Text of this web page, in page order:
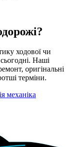
ходової чи
Наші
оригінальні
терміни.
механіка